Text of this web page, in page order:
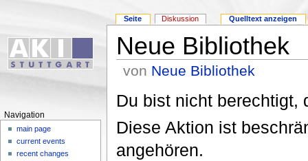
Neue Bibliothek
von Neue Bibliothek
Du bist nicht berechtigt,
Diese Aktion ist
angehören.
Seite Diskussion Quelltext anzeigen
Navigation
main page
current events
recent changes